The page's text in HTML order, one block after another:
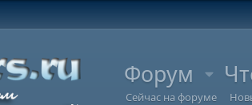
Форум
Сейчас на форуме